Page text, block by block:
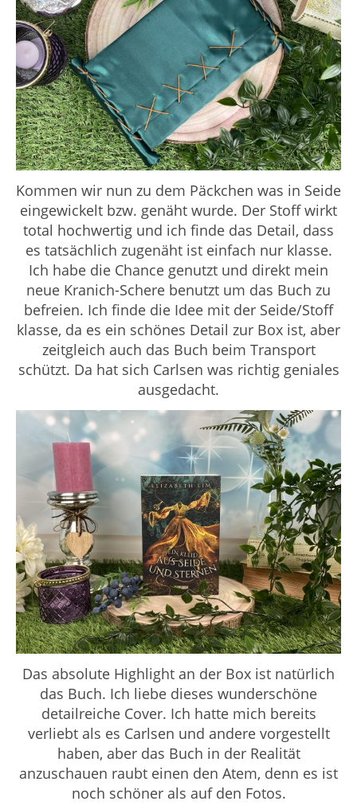
Kommen wir nun zu dem Päckchen was in Seide
eingewickelt bzw. genäht wurde. Der Stoff wirkt
total hochwertig und ich finde das Detail, dass
es tatsächlich zugenäht ist einfach nur klasse.
Ich habe die Chance genutzt und direkt mein
neue Kranich-Schere benutzt um das Buch zu
befreien. Ich finde die Idee mit der Seide/Stoff
klasse, da es ein schönes Detail zur Box ist, aber
zeitgleich auch das Buch beim Transport
schützt. Da hat sich Carlsen was richtig geniales
ausgedacht.
Das absolute Highlight an der Box ist natürlich
das Buch. Ich liebe dieses wunderschöne
detailreiche Cover. Ich hatte mich bereits
verliebt als es Carlsen und andere vorgestellt
haben, aber das Buch in der Realität
anzuschauen raubt einen den Atem, denn es ist
noch schöner als auf den Fotos.